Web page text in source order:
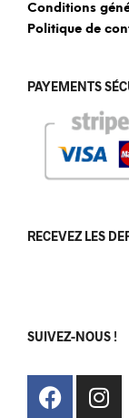
Conditions
Politique de
PAYEMENTS
RECEVEZ LES
SUIVEZ-NOUS !